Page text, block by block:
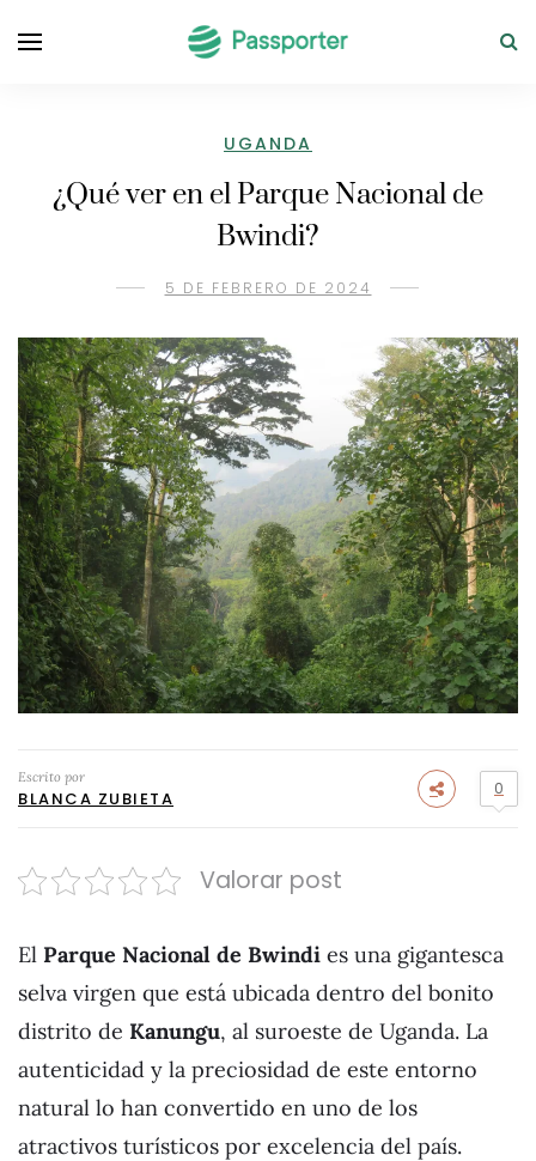
UGANDA
¿Qué ver en el Parque Nacional de
Bwindi?
5 DE FEBRERO DE 2024
Escrito por
BLANCA ZUBIETA 0
Valorar post
El Parque Nacional de Bwindi es una gigantesca
selva virgen que está ubicada dentro del bonito
distrito de Kanungu, al suroeste de Uganda. La
autenticidad y la preciosidad de este entorno
natural lo han convertido en uno de los
atractivos turísticos por excelencia del país.